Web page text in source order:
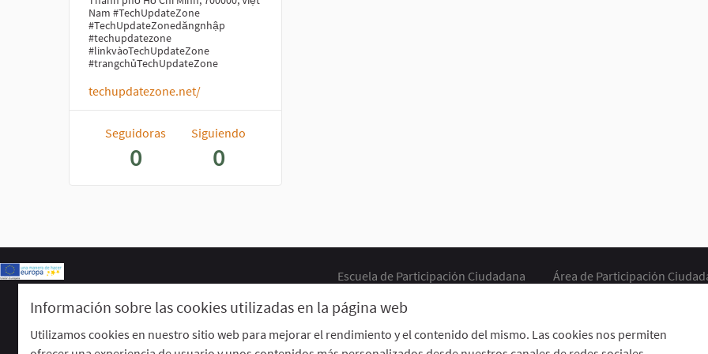
Información sobre las cookies utilizadas en la página web
Utilizamos cookies en nuestro sitio web para mejorar el rendimiento y el contenido del mismo. Las cookies nos permiten
Nam #TechUpdateZone
#TechUpdateZonedăngnhập
#techupdatezone
#linkvàoTechUpdateZone
#trangchủTechUpdateZone
techupdatezone.net/
Seguidoras
0
Siguiendo
0
Escuela de Participación Ciudadana
Área de Participación
Descargar ficheros de datos abiertos